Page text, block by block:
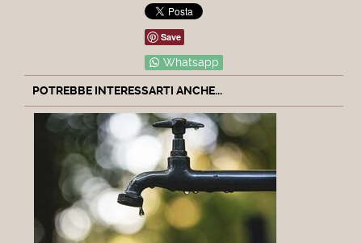
Save
Whatsapp
POTREBBE INTERESSARTI ANCHE...